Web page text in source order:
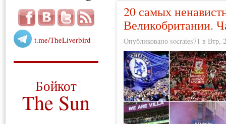
t.me/TheLiverbird
Бойкот
The Sun
20 самых
Великобритании.
Опубликовано socrates71 в Втр,